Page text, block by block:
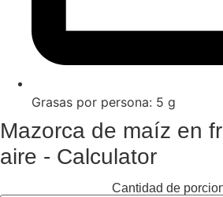
Grasas por persona: 5 g
Mazorca de maíz en
aire - Calculator
Cantidad de